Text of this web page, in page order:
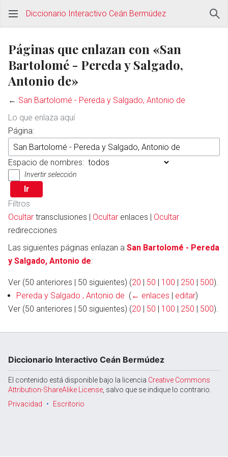
Diccionario Interactivo Ceán Bermúdez
Páginas que enlazan con «San
Bartolomé - Pereda y Salgado,
Antonio de»
← San Bartolomé - Pereda y Salgado, Antonio de
Lo que enlaza aquí
Página:
Espacio de nombres:
Invertir selección
Filtros
Ocultar transclusiones | Ocultar enlaces | Ocultar
redirecciones
Las siguientes páginas enlazan a San Bartolomé - Pereda
y Salgado, Antonio de:
Ver (50 anteriores | 50 siguientes) (20 | 50 | 100 | 250 | 500).
Pereda y Salgado , Antonio de (← enlaces | editar)
Ver (50 anteriores | 50 siguientes) (20 | 50 | 100 | 250 | 500).
Diccionario Interactivo Ceán Bermúdez
El contenido está disponible bajo la licencia Creative Commons
Attribution-ShareAlike License , salvo que se indique lo contrario.
Privacidad
Escritorio